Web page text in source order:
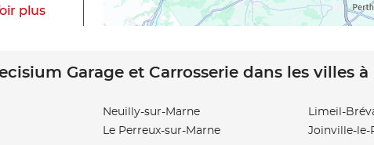
plus
Garage et Carrosserie dans les villes
Neuilly-sur-Marne
Le Perreux-sur-Marne
Limeil-
Joinville-le-